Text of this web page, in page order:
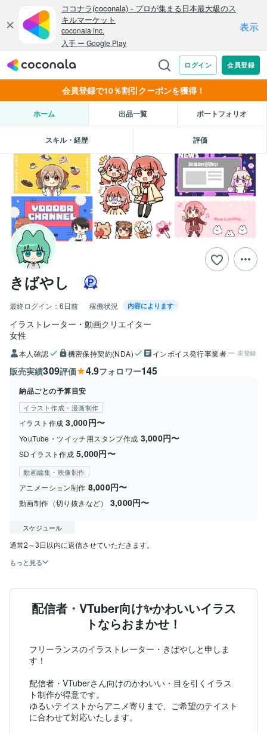
会員登録で10％割引クーポンを獲得！
ホーム 出品一覧 ポートフォリオ
スキル・経歴 評価
きばやし
最終ログイン： 6日前 稼働状況 内容によります
イラストレーター・動画クリエイター
女性
本人確認 機密保持契約(NDA) インボイス発行事業者 未登録
販売実績309評価 4.9フォロワー145
納品ごとの予算目安
イラスト作成・漫画制作
イラスト作成 3,000円〜
YouTube・ツイッチ用スタンプ作成 3,000円〜
SDイラスト作成 5,000円〜
動画編集・映像制作
アニメーション制作 8,000円〜
動画制作（切り抜きなど） 3,000円〜
スケジュール
通常2～3日以内に返信させていただきます。
もっと見る
配信者・VTuber向け✨かわいいイラス
トならおまかせ！
フリーランスのイラストレーター・きばやしと申しま
す！
配信者・VTuberさん向けのかわいい・目を引くイラス
ト制作が得意です。
ゆるいテイストからアニメ寄りまで、ご希望のテイスト
に合わせて対応いたします。